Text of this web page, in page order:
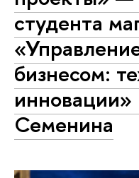
студента
бизнесом:
инновации»
Семенина